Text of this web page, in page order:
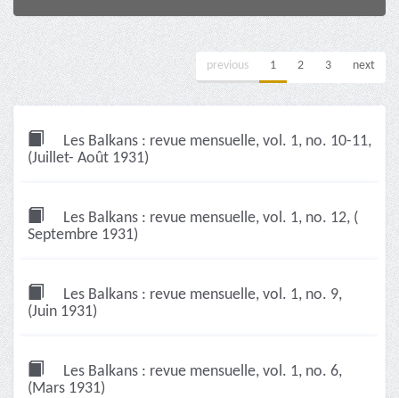
previous 1 2 3 next
Les Balkans : revue mensuelle, vol. 1, no. 10-11,
(Juillet- Août 1931)
Les Balkans : revue mensuelle, vol. 1, no. 12, (
Septembre 1931)
Les Balkans : revue mensuelle, vol. 1, no. 9,
(Juin 1931)
Les Balkans : revue mensuelle, vol. 1, no. 6,
(Mars 1931)